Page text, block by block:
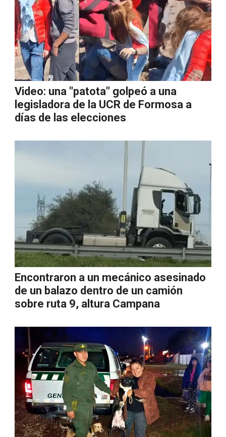
Video: una "patota" golpeó a una
legisladora de la UCR de Formosa a
días de las elecciones
Encontraron a un mecánico asesinado
de un balazo dentro de un camión
sobre ruta 9, altura Campana